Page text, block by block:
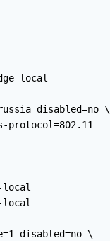
local
disabled=no \
protocol=802.11
local
local
disabled=no \